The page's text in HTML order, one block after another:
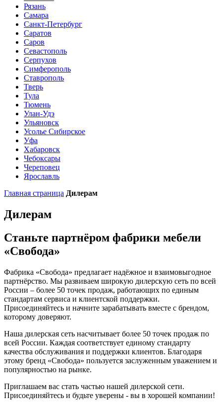
Рязань
Самара
Санкт-Петербург
Саратов
Саров
Севастополь
Серпухов
Симферополь
Ставрополь
Тверь
Тула
Тюмень
Улан-Удэ
Ульяновск
Усолье Сибирское
Уфа
Хабаровск
Чебоксары
Череповец
Ярославль
Главная страница Дилерам
Дилерам
Станьте партнёром фабрики мебели
«Свобода»
Фабрика «Свобода» предлагает надёжное и взаимовыгодное
партнёрство. Мы развиваем широкую дилерскую сеть по всей
России – более 50 точек продаж, работающих по единым
стандартам сервиса и клиентской поддержки.
Присоединяйтесь и начните зарабатывать вместе с брендом,
которому доверяют.
Наша дилерская сеть насчитывает более 50 точек продаж по
всей России. Каждая соответствует единому стандарту
качества обслуживания и поддержки клиентов. Благодаря
этому бренд «Свобода» пользуется заслуженным уважением и
популярностью на рынке.
Приглашаем вас стать частью нашей дилерской сети.
Присоединяйтесь и будьте уверены - вы в хорошей компании!